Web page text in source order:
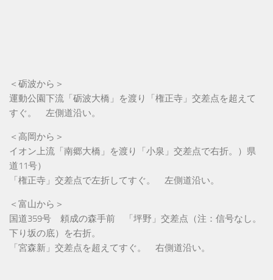
＜砺波から＞
運動公園下流「砺波大橋」を渡り「権正寺」交差点を超えて
すぐ。 左側道沿い。
＜高岡から＞
イオン上流「南郷大橋」を渡り「小泉」交差点で右折。）県
道11号）
「権正寺」交差点で左折してすぐ。 左側道沿い。
＜富山から＞
国道359号 頼成の森手前 「坪野」交差点（注：信号なし。
下り坂の底）を右折。
「宮森新」交差点を超えてすぐ。 右側道沿い。